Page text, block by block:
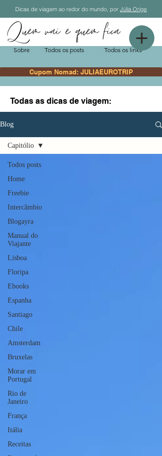
Sobre Todos os posts Todos os links
Cupom Nomad: JULIAEUROTRIP
Dicas de viagem ao redor do mundo, por Júlia Orige
Todas as dicas de viagem:
Blog
Todos posts
Home
Freebie
Intercâmbio
Blogayra
Manual do
Viajante
Lisboa
Floripa
Ebooks
Espanha
Santiago
Chile
Amsterdam
Bruxelas
Morar em
Portugal
Rio de
Janeiro
França
Itália
Receitas
Capitólio